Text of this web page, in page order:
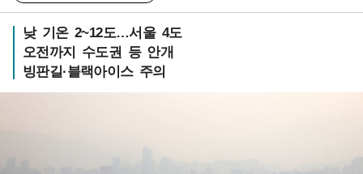
낮 기온 2~12도…서울 4도
오전까지 수도권 등 안개
빙판길·블랙아이스 주의